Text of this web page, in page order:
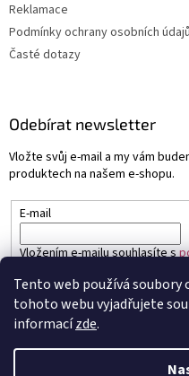
Tento web používá soubory
tohoto webu vyjadřujete
informacízde.
Reklamace
Podmínky ochrany osobních
Časté dotazy
Odebírat newsletter
Vložte svůj e-mail a my vám
produktech na našem e-shopu.
E-mail
Vložením e-mailu souhlasíte s
PŘIHLÁSIT SE